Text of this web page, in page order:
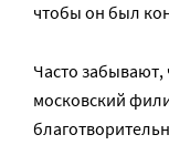
чтобы он был
Часто забывают,
московский